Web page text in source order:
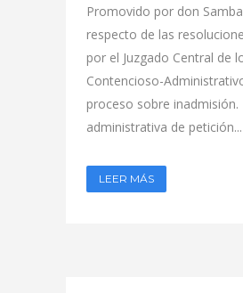
Promovido por don
respecto de las
por el Juzgado Central de
Contencioso-
proceso sobre inadmisión.
administrativa de petición...
LEER MÁS